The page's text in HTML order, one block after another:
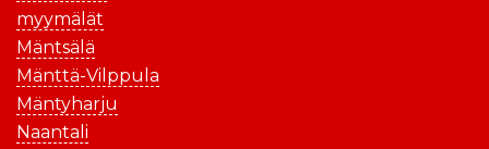
myymälät
Mäntsälä
Mänttä-Vilppula
Mäntyharju
Naantali